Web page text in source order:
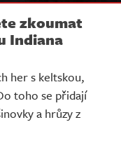
zkoumat
Indiana
her s keltskou,
toho se přidají
a hrůzy z